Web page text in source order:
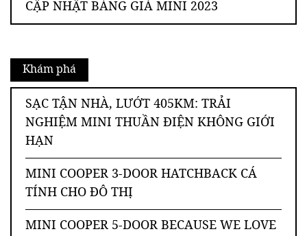
CẬP NHẬT BẢNG GIÁ MINI 2023
Khám phá
SẠC TẬN NHÀ, LƯỚT 405KM: TRẢI
NGHIỆM MINI THUẦN ĐIỆN KHÔNG GIỚI
HẠN
MINI COOPER 3-DOOR HATCHBACK CÁ
TÍNH CHO ĐÔ THỊ
MINI COOPER 5-DOOR BECAUSE WE LOVE